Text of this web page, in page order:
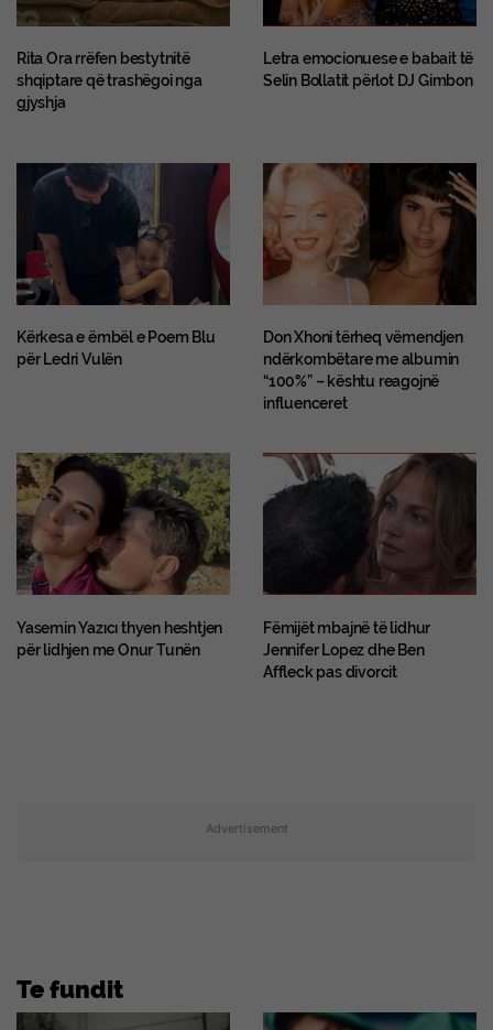
Rita Ora rrëfen bestytnitë
shqiptare që trashëgoi nga
gjyshja
Letra emocionuese e babait të
Selin Bollatit përlot DJ Gimbon
Kërkesa e ëmbël e Poem Blu
për Ledri Vulën
Don Xhoni tërheq vëmendjen
ndërkombëtare me albumin
“100%” – kështu reagojnë
influenceret
Yasemin Yazıcı thyen heshtjen
për lidhjen me Onur Tunën
Fëmijët mbajnë të lidhur
Jennifer Lopez dhe Ben
Affleck pas divorcit
Advertisement
Te fundit